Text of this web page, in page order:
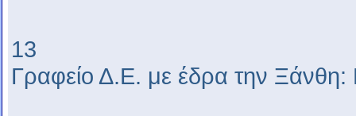
13
Γραφείο Δ.Ε. με έδρα την